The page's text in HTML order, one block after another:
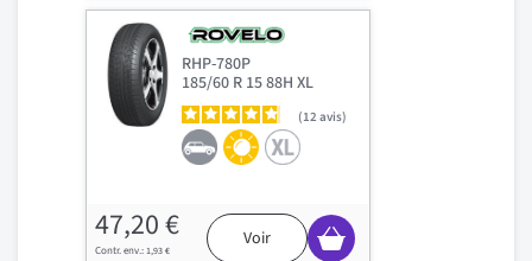
RHP-780P
185/60 R 15 88H XL
12avis
47,20 €
1,93 €
Voir